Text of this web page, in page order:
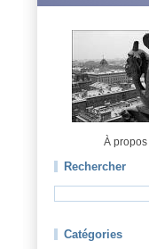
À propos
Rechercher
Catégories